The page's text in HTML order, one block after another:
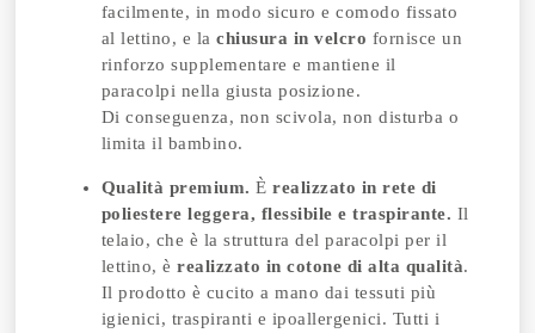
facilmente, in modo sicuro e comodo fissato
al lettino, e lachiusura in velcro fornisce un
rinforzo supplementare e mantiene il
paracolpi nella giusta posizione.
Di conseguenza, non scivola, non disturba o
limita il bambino.
Qualità premium. Èrealizzato in rete di
poliestere leggera, flessibile e traspirante. Il
telaio, che è la struttura del paracolpi per il
lettino, èrealizzato in cotone di alta qualità.
Il prodotto è cucito a mano dai tessuti più
igienici, traspiranti e ipoallergenici. Tutti i